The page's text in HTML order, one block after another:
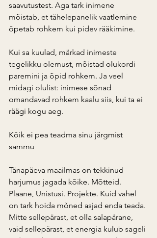
saavutustest. Aga tark inimene
mõistab, et tähelepanelik vaatlemine
õpetab rohkem kui pidev rääkimine.
Kui sa kuulad, märkad inimeste
tegelikku olemust, mõistad olukordi
paremini ja õpid rohkem. Ja veel
midagi olulist: inimese sõnad
omandavad rohkem kaalu siis, kui ta ei
räägi kogu aeg.
Kõik ei pea teadma sinu järgmist
sammu
Tänapäeva maailmas on tekkinud
harjumus jagada kõike. Mõtteid.
Plaane, Unistusi. Projekte. Kuid vahel
on tark hoida mõned asjad enda teada.
Mitte sellepärast, et olla salapärane,
vaid sellepärast, et energia kulub sageli